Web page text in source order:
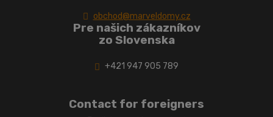
obchod@marveldomy.cz
Pre našich zákazníkov
zo Slovenska
+421 947 905 789
Contact for foreigners